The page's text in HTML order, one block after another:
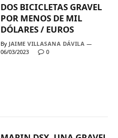
DOS BICICLETAS GRAVEL
POR MENOS DE MIL
DÓLARES / EUROS
By JAIME VILLASANA DÁVILA
06/03/2023
0